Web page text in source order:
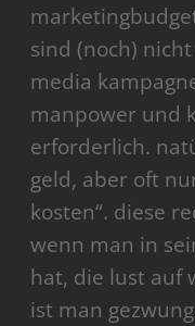
sind (noch)
media
manpower und
erforderlich.
geld, aber oft
kosten“. diese
wenn man in
hat, die lust auf
ist man